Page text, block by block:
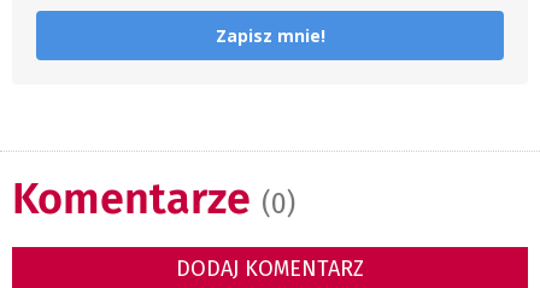
Zapisz mnie!
Komentarze (0)
DODAJ KOMENTARZ